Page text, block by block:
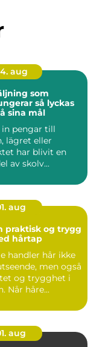
aug
som
så lyckas
sina mål
pengar till
lägret eller
har blivit en
av skolv...
aug
hårtap
handler hår ikke
men også
og trygghet i
Når håre...
aug